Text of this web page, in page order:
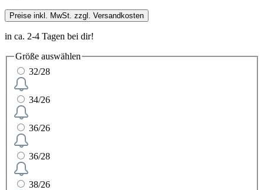
Preise inkl. MwSt. zzgl. Versandkosten
in ca. 2-4 Tagen bei dir!
Größe auswählen
32/28
34/26
36/26
36/28
38/26